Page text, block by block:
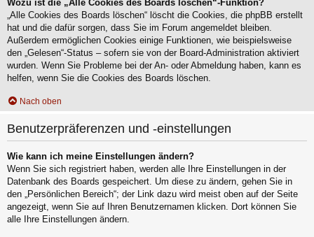
Wozu ist die „Alle Cookies des Boards löschen“-Funktion?
„Alle Cookies des Boards löschen“ löscht die Cookies, die phpBB erstellt
hat und die dafür sorgen, dass Sie im Forum angemeldet bleiben.
Außerdem ermöglichen Cookies einige Funktionen, wie beispielsweise
den „Gelesen“-Status – sofern sie von der Board-Administration aktiviert
wurden. Wenn Sie Probleme bei der An- oder Abmeldung haben, kann es
helfen, wenn Sie die Cookies des Boards löschen.
Nach oben
Benutzerpräferenzen und -einstellungen
Wie kann ich meine Einstellungen ändern?
Wenn Sie sich registriert haben, werden alle Ihre Einstellungen in der
Datenbank des Boards gespeichert. Um diese zu ändern, gehen Sie in
den „Persönlichen Bereich“; der Link dazu wird meist oben auf der Seite
angezeigt, wenn Sie auf Ihren Benutzernamen klicken. Dort können Sie
alle Ihre Einstellungen ändern.